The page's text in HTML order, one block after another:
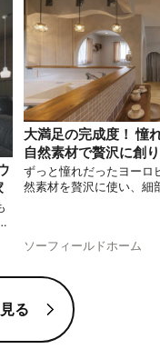
大満足の完成度！ 憧
自然素材で贅沢に創
ずっと憧れだったヨーロ
然素材を贅沢に使い、細
ソーフィールドホーム
る